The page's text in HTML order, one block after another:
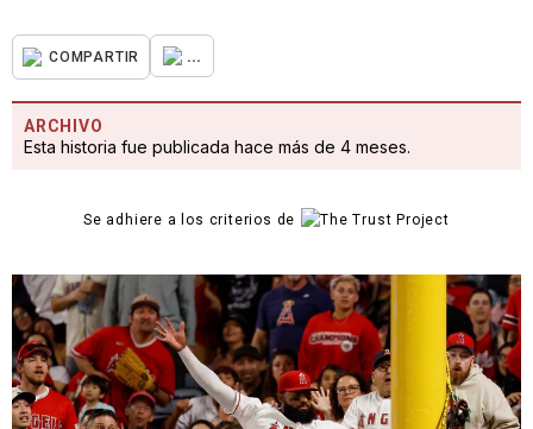
COMPARTIR ...
ARCHIVO
Esta historia fue publicada hace más de 4 meses.
Se adhiere a los criterios de